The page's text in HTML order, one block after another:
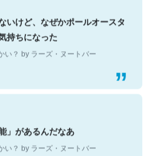
いけど、なぜかポールオースタ
持ちになった
い？ by ラーズ・ヌートバー
」があるんだなあ
い？ by ラーズ・ヌートバー